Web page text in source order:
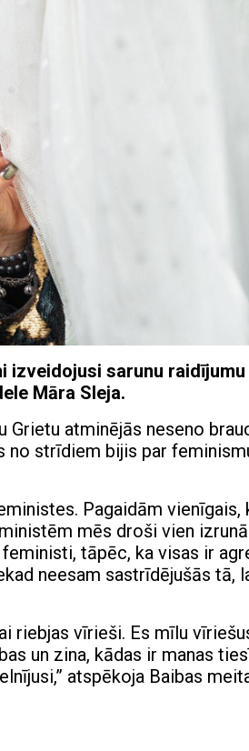
izveidojusi sarunu raidījumu
Māra Sleja.
Grietu atminējās neseno
no strīdiem bijis par
Pagaidām vienīgais,
mēs droši vien
tāpēc, ka visas ir
neesam sastrīdējušās tā,
riebjas vīrieši. Es mīlu
un zina, kādas ir manas
atspēkoja Baibas